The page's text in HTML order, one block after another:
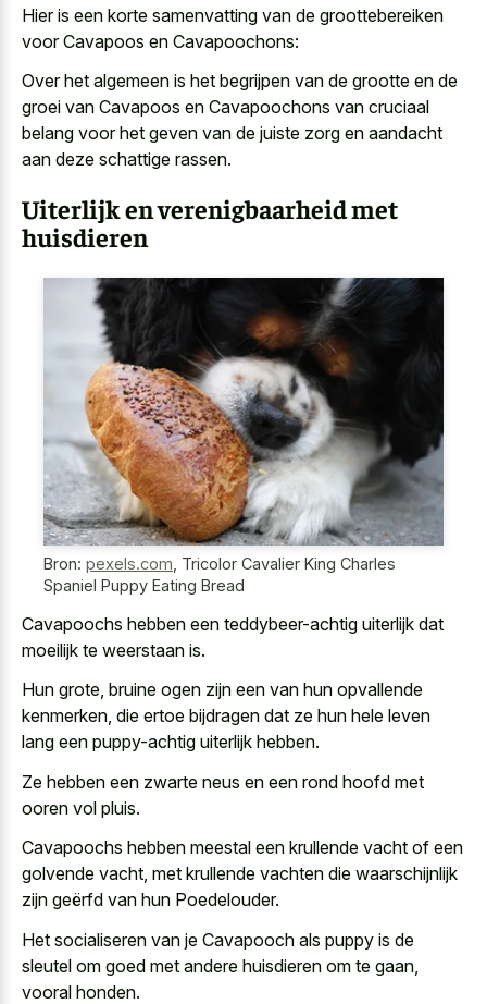
Hier is een korte samenvatting van de groottebereiken
voor Cavapoos en Cavapoochons:
Over het algemeen is het begrijpen van de grootte en de
groei van Cavapoos en Cavapoochons van cruciaal
belang voor het geven van de juiste zorg en aandacht
aan deze schattige rassen.
Uiterlijk en verenigbaarheid met
huisdieren
Bron: pexels.com, Tricolor Cavalier King Charles
Spaniel Puppy Eating Bread
Cavapoochs hebben een teddybeer-achtig uiterlijk dat
moeilijk te weerstaan is.
Hun grote, bruine ogen zijn een van hun opvallende
kenmerken, die ertoe bijdragen dat ze hun hele leven
lang een puppy-achtig uiterlijk hebben.
Ze hebben een zwarte neus en een rond hoofd met
ooren vol pluis.
Cavapoochs hebben meestal een krullende vacht of een
golvende vacht, met krullende vachten die waarschijnlijk
zijn geërfd van hun Poedelouder.
Het socialiseren van je Cavapooch als puppy is de
sleutel om goed met andere huisdieren om te gaan,
vooral honden.